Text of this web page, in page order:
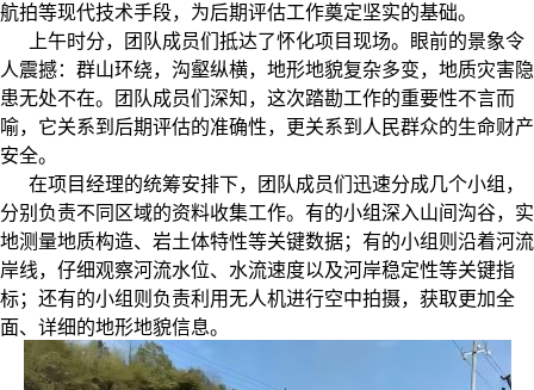
航拍等现代技术手段，为后期评估工作奠定坚实的基础。
上午时分，团队成员们抵达了怀化项目现场。眼前的景象令
人震撼：群山环绕，沟壑纵横，地形地貌复杂多变，地质灾害隐
患无处不在。团队成员们深知，这次踏勘工作的重要性不言而
喻，它关系到后期评估的准确性，更关系到人民群众的生命财产
安全。
在项目经理的统筹安排下，团队成员们迅速分成几个小组，
分别负责不同区域的资料收集工作。有的小组深入山间沟谷，实
地测量地质构造、岩土体特性等关键数据；有的小组则沿着河流
岸线，仔细观察河流水位、水流速度以及河岸稳定性等关键指
标；还有的小组则负责利用无人机进行空中拍摄，获取更加全
面、详细的地形地貌信息。